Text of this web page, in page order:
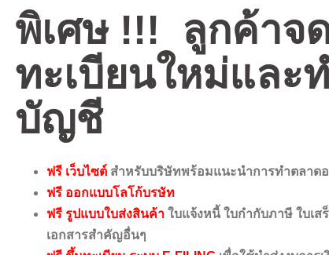
พิเศษ !!! ลูกค้าจ
ทะเบียนใหม่และ
บัญชี
ฟรี เว็บไซต์ สำหรับบริษัทพร้อมแนะนำการทำตลาด
ฟรี ออกแบบโลโก้บรษัท
ฟรี รูปแบบใบส่งสินค้า ใบแจ้งหนี้ ใบกำกับภาษี ใบเส
เอกสารสำคัญอื่นๆ